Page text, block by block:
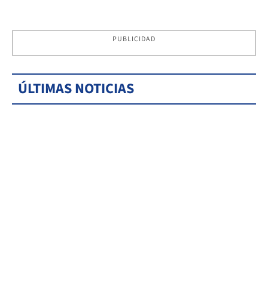
PUBLICIDAD
ÚLTIMAS NOTICIAS